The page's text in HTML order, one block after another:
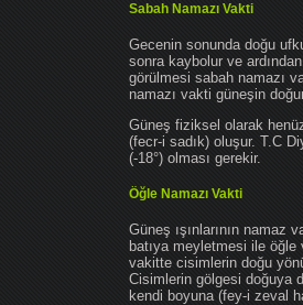
Sabah Namazı Vakti
Gecenin sonunda doğu
sonra kaybolur ve
görülmesi sabah namazı
namazı vakti güneşin
Güneş fiziksel olarak
(fecr-i sadık) oluşur. T.C
(-18°) olması gerekir.
Öğle Namazı Vakti
Güneş ışınlarının
batıya meyletmesi ile
vakitte cisimlerin doğu
Cisimlerin gölgesi doğuya
kendi boyuna (fey-i zeval